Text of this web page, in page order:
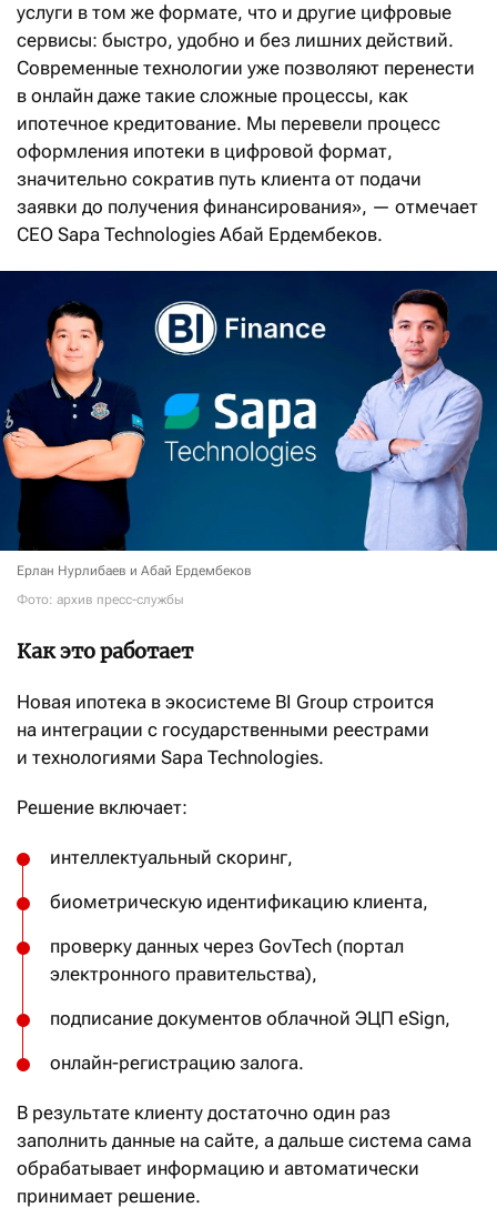
услуги в том же формате, что и другие цифровые
сервисы: быстро, удобно и без лишних действий.
Современные технологии уже позволяют перенести
в онлайн даже такие сложные процессы, как
ипотечное кредитование. Мы перевели процесс
оформления ипотеки в цифровой формат,
значительно сократив путь клиента от подачи
заявки до получения финансирования», — отмечает
CEO Sapa Technologies Абай Ердембеков.
Ерлан Нурлибаев и Абай Ердембеков
Фото: архив пресс-службы
Как это работает
Новая ипотека в экосистеме BI Group строится
на интеграции с государственными реестрами
и технологиями Sapa Technologies.
Решение включает:
интеллектуальный скоринг,
биометрическую идентификацию клиента,
проверку данных через GovTech (портал
электронного правительства),
подписание документов облачной ЭЦП eSign,
онлайн-регистрацию залога.
В результате клиенту достаточно один раз
заполнить данные на сайте, а дальше система сама
обрабатывает информацию и автоматически
принимает решение.